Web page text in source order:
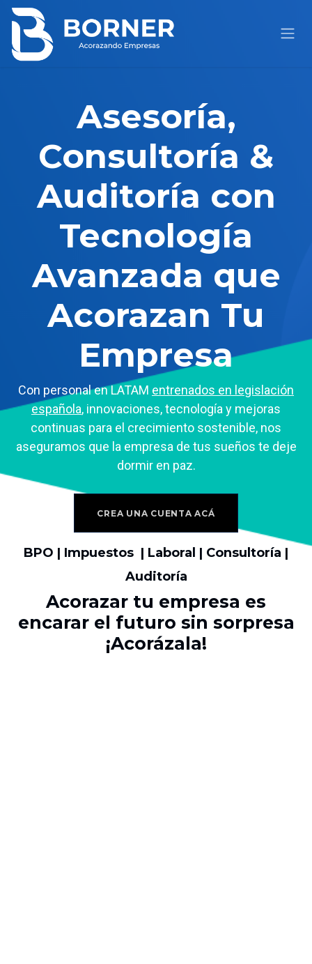
IR AL CONTENIDO
Asesoría,
Consultoría &
Auditoría con
Tecnología
Avanzada que
Acorazan Tu
Empresa
Con personal en LATAM entrenados en legislación
española, innovaciones, tecnología y mejoras
continuas para el crecimiento sostenible, nos
aseguramos que la empresa de tus sueños te deje
dormir en paz.
CREA UNA CUENTA ACÁ
BPO | Impuestos | Laboral | Consultoría |
Auditoría
Acorazar tu empresa es
encarar el futuro sin sorpresa
¡Acorázala!​